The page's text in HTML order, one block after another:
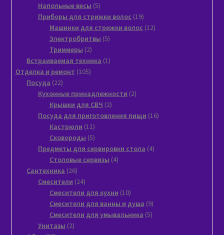
товаров
Напольные весы 55
товаров
Приборы для стрижки волос 1919
товаров
Машинки для стрижки волос 1212
Электробритвы 55
Триммеры 22
товара
Встраиваемая техника 11
Отделка и ремонт 105105
Посуда 2222
товара
Кухонные принадлежности 22
Крышки для СВЧ 22
товара
Посуда для приготовления пищи 1616
Кастрюли 1111
товаров
Сковороды 55
товаров
Предметы для сервировки стола 44
Столовые сервизы 44
Сантехника 2626
товаров
Смесители 2424
товара
Смесители для кухни 1010
товаров
Смесители для ванны и душа 99
товаров
Смесители для умывальника 55
Унитазы 22